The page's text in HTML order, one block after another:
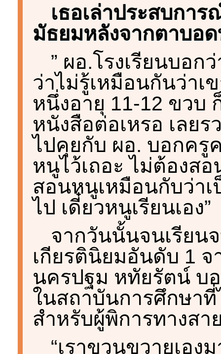
เธอเล่าประสบกา
มัธยมหลังจากตาบอด
” ผอ.โรงเรียนบอก
ว่าไม่รู้เหมือนกันว่าเ
หนึ่งอายุ 11-12 ขวบ
หนังสือต่อเหรอ เลย
ไปคุยกับ ผอ. บอกครู
หนูไว้เถอะ ไม่ต้องส
สอนหนูเหมือนกับว่าเ
ไป เดี๋ยวหนูเรียนเอง”
จากวันนั้นจนเรีย
เกียรตินิยมอันดับ 1
นครปฐม หทัยรัตน์ บ
ในสถาบันการศึกษา
สำหรับผู้พิการทางสา
“เราขวนขวายเอ